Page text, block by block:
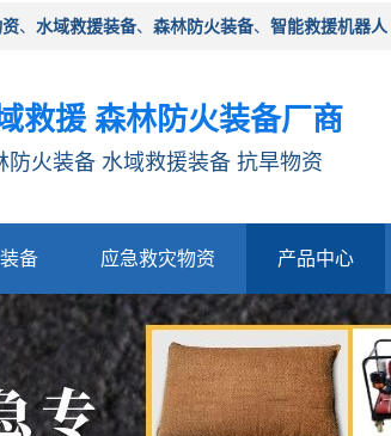
、 水域救援装备、 森林防火装备、 智能救援机器人
救援 森林防火装备厂商
防火装备 水域救援装备 抗旱物资
备 应急救灾物资 产品中心